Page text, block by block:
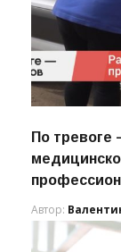
По тревоге
Автор: